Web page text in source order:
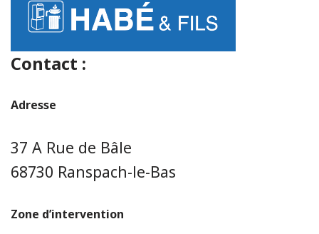
Contact :
Adresse
37 A Rue de Bâle
68730 Ranspach-le-Bas
Zone d’intervention